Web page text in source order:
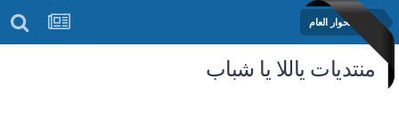
منتدى الحوار العام
منتديات ياللا يا شباب